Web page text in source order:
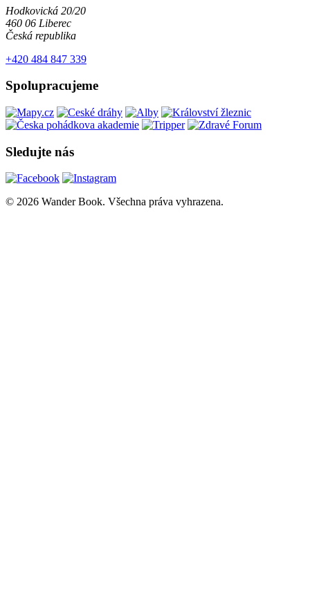
Hodkovická 20/20
460 06 Liberec
Česká republika
+420 484 847 339
Spolupracujeme
Sledujte nás
© 2026 Wander Book. Všechna práva vyhrazena.